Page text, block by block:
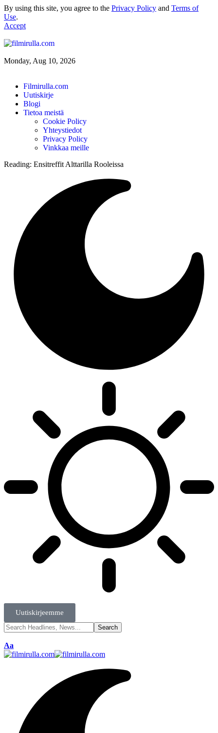
By using this site, you agree to the Privacy Policy and Terms of
Use.
Accept
Monday, Aug 10, 2026
Filmirulla.com
Uutiskirje
Blogi
Tietoa meistä
Cookie Policy
Yhteystiedot
Privacy Policy
Vinkkaa meille
Reading: Ensitreffit Alttarilla Rooleissa
Uutiskirjeemme
Aa